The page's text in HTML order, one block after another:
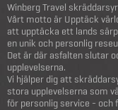
Winberg Travel
Vårt motto är Upptäck
att upptäcka ett lands
en unik och personlig
Det är där asfalten slutar
upplevelserna.
Vi hjälper dig att
stora upplevelserna som
för personlig service - och